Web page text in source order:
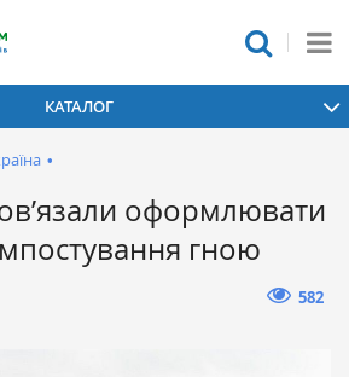
КАТАЛОГ
•
оформлювати
гною
582